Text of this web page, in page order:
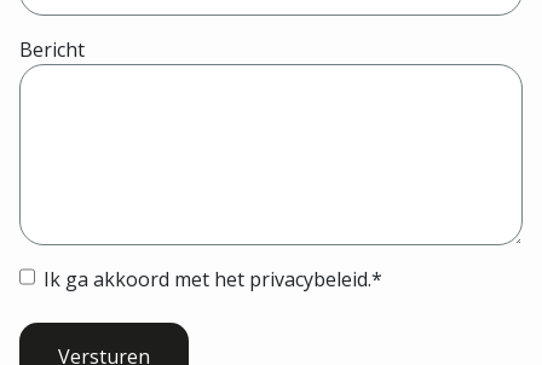
Bericht
Instemming *
Ik ga akkoord met het privacybeleid.*